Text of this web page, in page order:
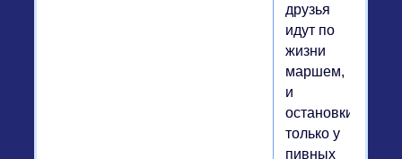
друзья
идут по
жизни
маршем,
и
остановки
только у
пивных